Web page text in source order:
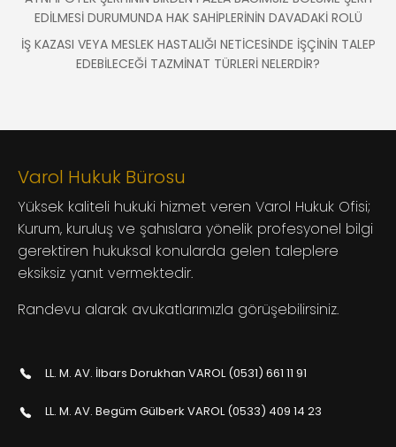
EDİLMESİ DURUMUNDA HAK SAHİPLERİNİN DAVADAKİ ROLÜ
İŞ KAZASI VEYA MESLEK HASTALIĞI NETİCESİNDE İŞÇİNİN TALEP
EDEBİLECEĞİ TAZMİNAT TÜRLERİ NELERDİR?
Varol Hukuk Bürosu
Yüksek kaliteli hukuki hizmet veren Varol Hukuk Ofisi;
Kurum, kuruluş ve şahıslara yönelik profesyonel bilgi
gerektiren hukuksal konularda gelen taleplere
eksiksiz yanıt vermektedir.
Randevu alarak avukatlarımızla görüşebilirsiniz.
LL. M. AV. İlbars Dorukhan VAROL (0531) 661 11 91
LL. M. AV. Begüm Gülberk VAROL (0533) 409 14 23